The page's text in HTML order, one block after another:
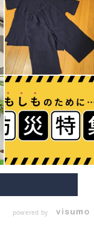
powered by